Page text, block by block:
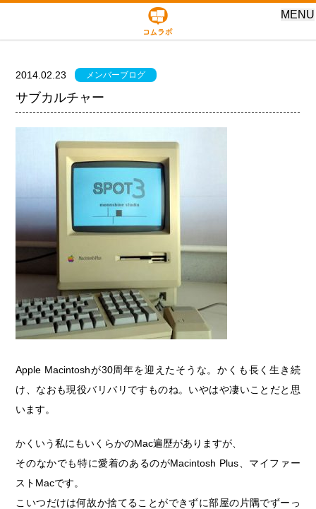
MENU
2014.02.23 メンバーブログ
サブカルチャー
Apple Macintoshが30周年を迎えたそうな。かくも長く生き続
け、なおも現役バリバリですものね。いやはや凄いことだと思
います。
かくいう私にもいくらかのMac遍歴がありますが、
そのなかでも特に愛着のあるのがMacintosh Plus、マイファー
ストMacです。
こいつだけは何故か捨てることができずに部屋の片隅でずーっ